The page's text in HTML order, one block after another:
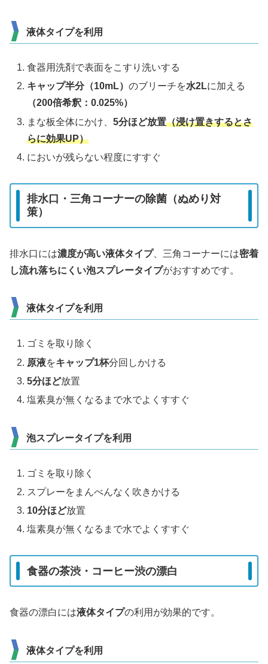
液体タイプを利用
食器用洗剤で表面をこすり洗いする
キャップ半分（10mL）のブリーチを水2Lに加える
（200倍希釈 ：0.025%）
まな板全体にかけ、5分ほど放置（浸け置きするとさ
らに効果UP）
においが残らない程度にすすぐ
排水口・三角コーナーの除菌（ぬめり対
策）
排水口には濃度が高い液体タイプ、三角コーナーには密着
し流れ落ちにくい泡スプレータイプがおすすめです。
液体タイプを利用
ゴミを取り除く
原液をキャップ1杯分回しかける
5分ほど放置
塩素臭が無くなるまで水でよくすすぐ
泡スプレータイプを利用
ゴミを取り除く
スプレーをまんべんなく吹きかける
10分ほど放置
塩素臭が無くなるまで水でよくすすぐ
食器の茶渋・コーヒー渋の漂白
食器の漂白には液体タイプの利用が効果的です。
液体タイプを利用